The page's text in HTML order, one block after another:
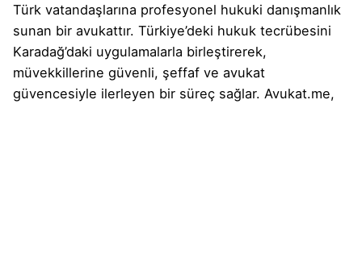
Türk vatandaşlarına profesyonel hukuki danışmanlık
sunan bir avukattır. Türkiye’deki hukuk tecrübesini
Karadağ’daki uygulamalarla birleştirerek,
müvekkillerine güvenli, şeffaf ve avukat
güvencesiyle ilerleyen bir süreç sağlar. Avukat.me,